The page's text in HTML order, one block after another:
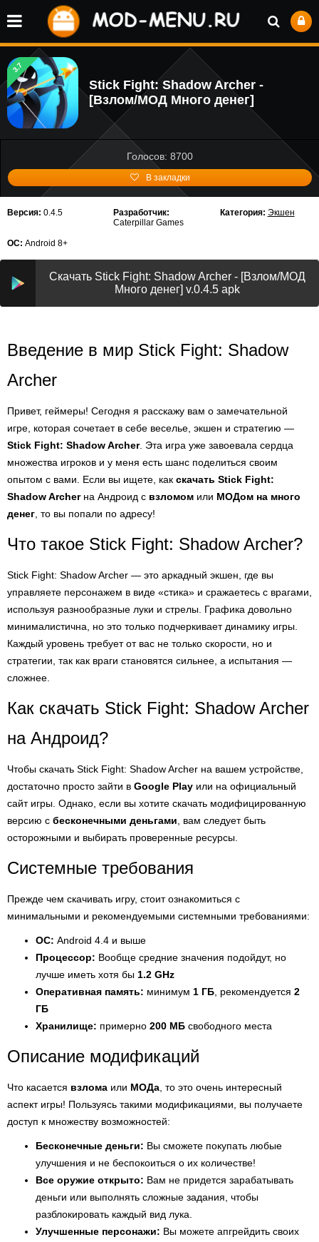
3.7
Stick Fight: Shadow Archer -
[Взлом/МОД Много денег]
Голосов: 8700
В закладки
Версия: 0.4.5
Разработчик:
Caterpillar Games
Категория: Экшен
ОС: Android 8+
Скачать Stick Fight: Shadow Archer - [Взлом/МОД
Много денег] v.0.4.5 apk
Введение в мир Stick Fight: Shadow
Archer
Привет, геймеры! Сегодня я расскажу вам о замечательной
игре, которая сочетает в себе веселье, экшен и стратегию —
Stick Fight: Shadow Archer. Эта игра уже завоевала сердца
множества игроков и у меня есть шанс поделиться своим
опытом с вами. Если вы ищете, как скачать Stick Fight:
Shadow Archerна Андроид с взломом или МОДом на много
денег , то вы попали по адресу!
Что такое Stick Fight: Shadow Archer?
Stick Fight: Shadow Archer — это аркадный экшен, где вы
управляете персонажем в виде «стика» и сражаетесь с врагами,
используя разнообразные луки и стрелы. Графика довольно
минималистична, но это только подчеркивает динамику игры.
Каждый уровень требует от вас не только скорости, но и
стратегии, так как враги становятся сильнее, а испытания —
сложнее.
Как скачать Stick Fight: Shadow Archer
на Андроид?
Чтобы скачать Stick Fight: Shadow Archer на вашем устройстве,
достаточно просто зайти в Google Play или на официальный
сайт игры. Однако, если вы хотите скачать модифицированную
версию с бесконечными деньгами , вам следует быть
осторожными и выбирать проверенные ресурсы.
Системные требования
Прежде чем скачивать игру, стоит ознакомиться с
минимальными и рекомендуемыми системными требованиями:
ОС: Android 4.4 и выше
Процессор: Вообще средние значения подойдут, но
лучше иметь хотя бы 1.2 GHz
Оперативная память: минимум 1 ГБ , рекомендуется 2
ГБ
Хранилище: примерно 200 МБ свободного места
Описание модификаций
Что касается взлома или МОДа , то это очень интересный
аспект игры! Пользуясь такими модификациями, вы получаете
доступ к множеству возможностей:
Бесконечные деньги: Вы сможете покупать любые
улучшения и не беспокоиться о их количестве!
Все оружие открыто: Вам не придется зарабатывать
деньги или выполнять сложные задания, чтобы
разблокировать каждый вид лука.
Улучшенные персонажи: Вы можете апгрейдить своих